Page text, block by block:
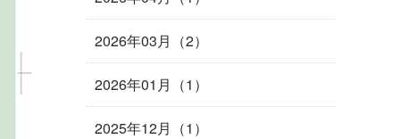
2026年03月（2）
2026年01月（1）
2025年12月（1）